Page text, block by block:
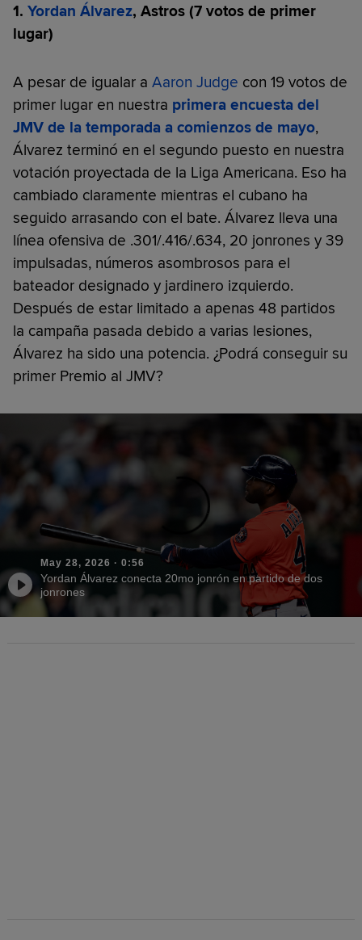
1. Yordan Álvarez, Astros (7 votos de primer
lugar)
A pesar de igualar a Aaron Judge con 19 votos de
primer lugar en nuestra primera encuesta del
JMV de la temporada a comienzos de mayo,
Álvarez terminó en el segundo puesto en nuestra
votación proyectada de la Liga Americana. Eso ha
cambiado claramente mientras el cubano ha
seguido arrasando con el bate. Álvarez lleva una
línea ofensiva de .301/.416/.634, 20 jonrones y 39
impulsadas, números asombrosos para el
bateador designado y jardinero izquierdo.
Después de estar limitado a apenas 48 partidos
la campaña pasada debido a varias lesiones,
Álvarez ha sido una potencia. ¿Podrá conseguir su
primer Premio al JMV?
May 28, 2026 · 0:56
Yordan Álvarez conecta 20mo jonrón en partido de dos
jonrones